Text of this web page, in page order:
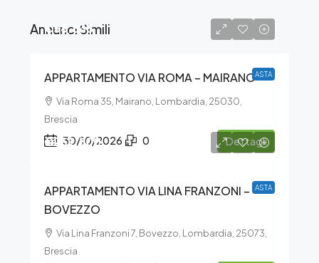
Annunci Simili
ASTA
€58.838
APPARTAMENTO VIA ROMA – MAIRANO
Via Roma 35, Mairano, Lombardia, 25030,
Brescia
30/10/2026 0 Dettagli
ASTA
€259.800
APPARTAMENTO VIA LINA FRANZONI –
BOVEZZO
Via Lina Franzoni 7, Bovezzo, Lombardia, 25073,
Brescia